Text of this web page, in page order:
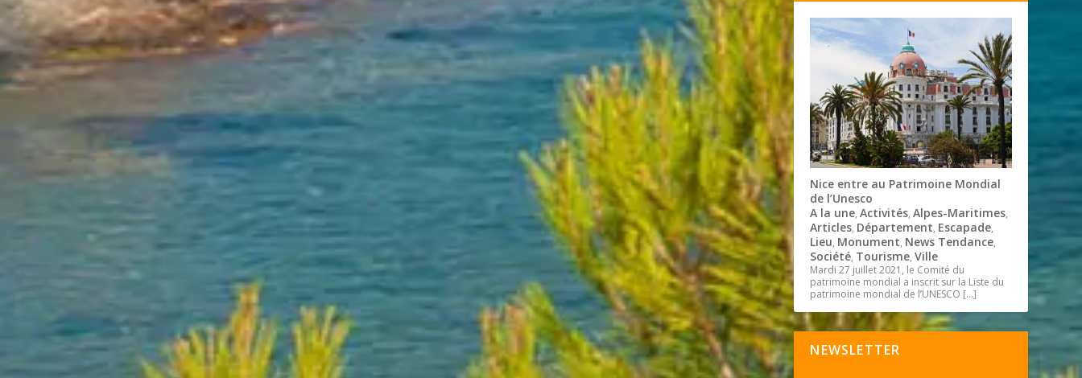
Nice entre au Patrimoine Mondial
de l’Unesco
A la une,Activités,Alpes-Maritimes,
Articles, Département, Escapade,
Lieu, Monument, News Tendance,
Société, Tourisme,Ville
Mardi 27 juillet 2021, le Comité du
patrimoine mondial a inscrit sur la Liste du
patrimoine mondial de l’UNESCO […]
NEWSLETTER